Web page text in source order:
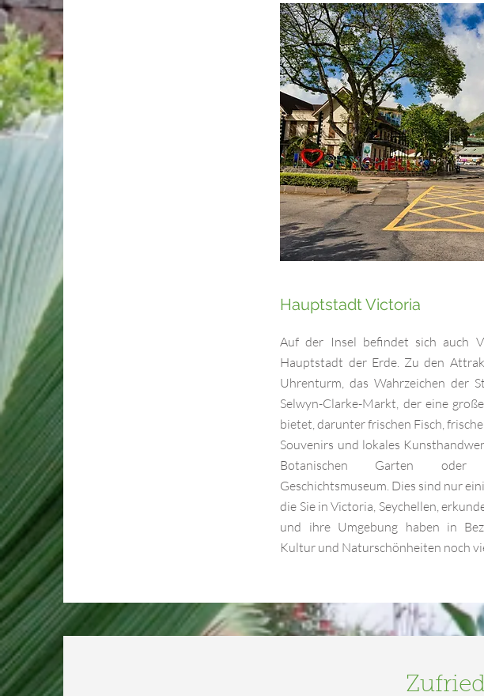
Hauptstadt Victoria
Auf der Insel befindet sich auch
Hauptstadt der Erde. Zu den
Uhrenturm, das Wahrzeichen der
Selwyn-Clarke-Markt, der eine
bietet, darunter frischen Fisch,
Souvenirs und lokales
Botanischen Garten
Geschichtsmuseum. Dies sind nur
die Sie in Victoria, Seychellen,
und ihre Umgebung haben in
Kultur und Naturschönheiten noch